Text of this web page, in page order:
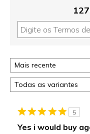
5
Yes i would buy